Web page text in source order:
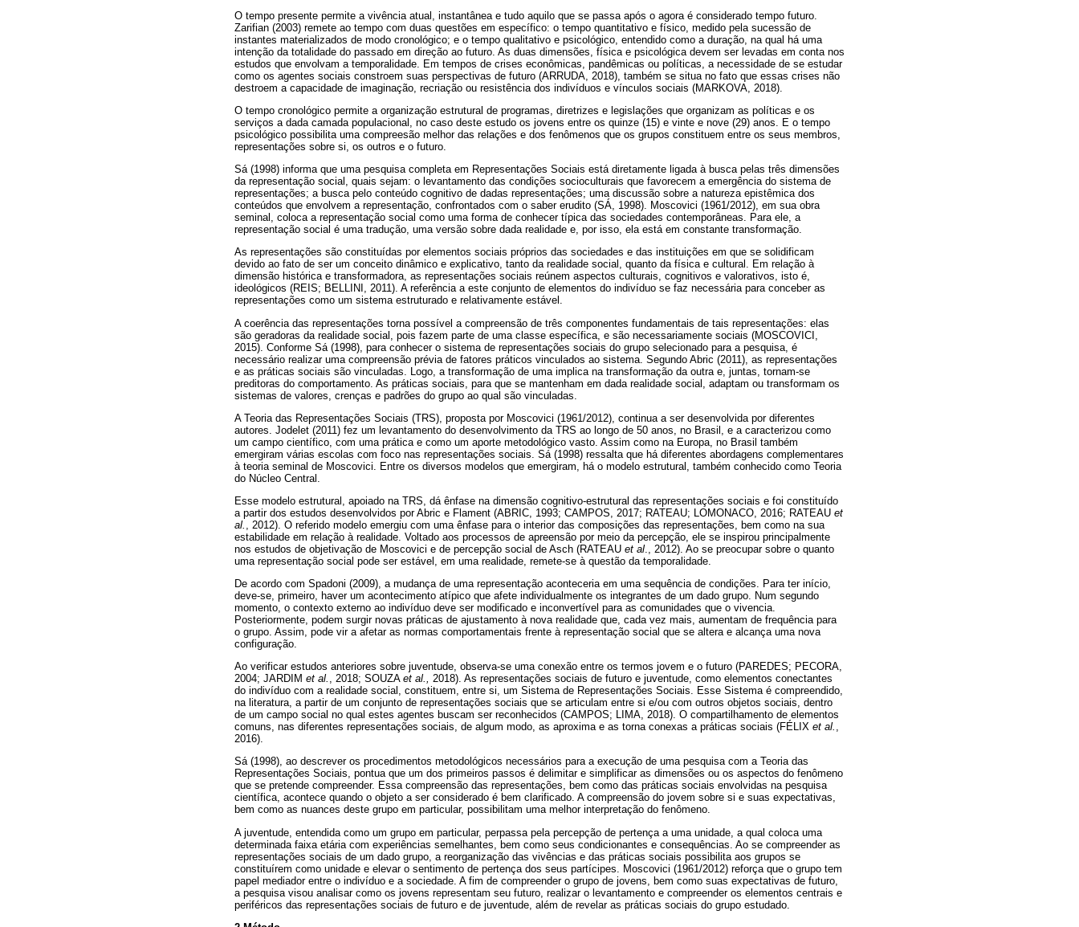
O tempo presente permite a vivência atual, instantânea e tudo aquilo que se passa após o agora é considerado tempo futuro.
Zarifian (2003) remete ao tempo com duas questões em específico: o tempo quantitativo e físico, medido pela sucessão de
instantes materializados de modo cronológico; e o tempo qualitativo e psicológico, entendido como a duração, na qual há uma
intenção da totalidade do passado em direção ao futuro. As duas dimensões, física e psicológica devem ser levadas em conta nos
estudos que envolvam a temporalidade. Em tempos de crises econômicas, pandêmicas ou políticas, a necessidade de se estudar
como os agentes sociais constroem suas perspectivas de futuro (ARRUDA, 2018), também se situa no fato que essas crises não
destroem a capacidade de imaginação, recriação ou resistência dos indivíduos e vínculos sociais (MARKOVA, 2018).
O tempo cronológico permite a organização estrutural de programas, diretrizes e legislações que organizam as políticas e os
serviços a dada camada populacional, no caso deste estudo os jovens entre os quinze (15) e vinte e nove (29) anos. E o tempo
psicológico possibilita uma compreesão melhor das relações e dos fenômenos que os grupos constituem entre os seus membros,
representações sobre si, os outros e o futuro.
Sá (1998) informa que uma pesquisa completa em Representações Sociais está diretamente ligada à busca pelas três dimensões
da representação social, quais sejam: o levantamento das condições socioculturais que favorecem a emergência do sistema de
representações; a busca pelo conteúdo cognitivo de dadas representações; uma discussão sobre a natureza epistêmica dos
conteúdos que envolvem a representação, confrontados com o saber erudito (SÁ, 1998). Moscovici (1961/2012), em sua obra
seminal, coloca a representação social como uma forma de conhecer típica das sociedades contemporâneas. Para ele, a
representação social é uma tradução, uma versão sobre dada realidade e, por isso, ela está em constante transformação.
As representações são constituídas por elementos sociais próprios das sociedades e das instituições em que se solidificam
devido ao fato de ser um conceito dinâmico e explicativo, tanto da realidade social, quanto da física e cultural. Em relação à
dimensão histórica e transformadora, as representações sociais reúnem aspectos culturais, cognitivos e valorativos, isto é,
ideológicos (REIS; BELLINI, 2011). A referência a este conjunto de elementos do indivíduo se faz necessária para conceber as
representações como um sistema estruturado e relativamente estável.
A coerência das representações torna possível a compreensão de três componentes fundamentais de tais representações: elas
são geradoras da realidade social, pois fazem parte de uma classe específica, e são necessariamente sociais (MOSCOVICI,
2015). Conforme Sá (1998), para conhecer o sistema de representações sociais do grupo selecionado para a pesquisa, é
necessário realizar uma compreensão prévia de fatores práticos vinculados ao sistema. Segundo Abric (2011), as representações
e as práticas sociais são vinculadas. Logo, a transformação de uma implica na transformação da outra e, juntas, tornam-se
preditoras do comportamento. As práticas sociais, para que se mantenham em dada realidade social, adaptam ou transformam os
sistemas de valores, crenças e padrões do grupo ao qual são vinculadas.
A Teoria das Representações Sociais (TRS), proposta por Moscovici (1961/2012), continua a ser desenvolvida por diferentes
autores. Jodelet (2011) fez um levantamento do desenvolvimento da TRS ao longo de 50 anos, no Brasil, e a caracterizou como
um campo científico, com uma prática e como um aporte metodológico vasto. Assim como na Europa, no Brasil também
emergiram várias escolas com foco nas representações sociais. Sá (1998) ressalta que há diferentes abordagens complementares
à teoria seminal de Moscovici. Entre os diversos modelos que emergiram, há o modelo estrutural, também conhecido como Teoria
do Núcleo Central.
Esse modelo estrutural, apoiado na TRS, dá ênfase na dimensão cognitivo-estrutural das representações sociais e foi constituído
a partir dos estudos desenvolvidos por Abric e Flament (ABRIC, 1993; CAMPOS, 2017; RATEAU; LOMONACO, 2016; RATEAU et
al.
, 2012). O referido modelo emergiu com uma ênfase para o interior das composições das representações, bem como na sua
estabilidade em relação à realidade. Voltado aos processos de apreensão por meio da percepção, ele se inspirou principalmente
nos estudos de objetivação de Moscovici e de percepção social de Asch (RATEAU et al ., 2012). Ao se preocupar sobre o quanto
uma representação social pode ser estável, em uma realidade, remete-se à questão da temporalidade.
De acordo com Spadoni (2009), a mudança de uma representação aconteceria em uma sequência de condições. Para ter início,
deve-se, primeiro, haver um acontecimento atípico que afete individualmente os integrantes de um dado grupo. Num segundo
momento, o contexto externo ao indivíduo deve ser modificado e inconvertível para as comunidades que o vivencia.
Posteriormente, podem surgir novas práticas de ajustamento à nova realidade que, cada vez mais, aumentam de frequência para
o grupo. Assim, pode vir a afetar as normas comportamentais frente à representação social que se altera e alcança uma nova
configuração.
Ao verificar estudos anteriores sobre juventude, observa-se uma conexão entre os termos jovem e o futuro (PAREDES; PECORA,
2004; JARDIM et al. , 2018; SOUZA et al., 2018). As representações sociais de futuro e juventude, como elementos conectantes
do indivíduo com a realidade social, constituem, entre si, um Sistema de Representações Sociais. Esse Sistema é compreendido,
na literatura, a partir de um conjunto de representações sociais que se articulam entre si e/ou com outros objetos sociais, dentro
de um campo social no qual estes agentes buscam ser reconhecidos (CAMPOS; LIMA, 2018). O compartilhamento de elementos
comuns, nas diferentes representações sociais, de algum modo, as aproxima e as torna conexas a práticas sociais (FÉLIX et al. ,
2016).
Sá (1998), ao descrever os procedimentos metodológicos necessários para a execução de uma pesquisa com a Teoria das
Representações Sociais, pontua que um dos primeiros passos é delimitar e simplificar as dimensões ou os aspectos do fenômeno
que se pretende compreender. Essa compreensão das representações, bem como das práticas sociais envolvidas na pesquisa
científica, acontece quando o objeto a ser considerado é bem clarificado. A compreensão do jovem sobre si e suas expectativas,
bem como as nuances deste grupo em particular, possibilitam uma melhor interpretação do fenômeno.
A juventude, entendida como um grupo em particular, perpassa pela percepção de pertença a uma unidade, a qual coloca uma
determinada faixa etária com experiências semelhantes, bem como seus condicionantes e consequências. Ao se compreender as
representações sociais de um dado grupo, a reorganização das vivências e das práticas sociais possibilita aos grupos se
constituírem como unidade e elevar o sentimento de pertença dos seus partícipes. Moscovici (1961/2012) reforça que o grupo tem
papel mediador entre o indivíduo e a sociedade. A fim de compreender o grupo de jovens, bem como suas expectativas de futuro,
a pesquisa visou analisar como os jovens representam seu futuro, realizar o levantamento e compreender os elementos centrais e
periféricos das representações sociais de futuro e de juventude, além de revelar as práticas sociais do grupo estudado.